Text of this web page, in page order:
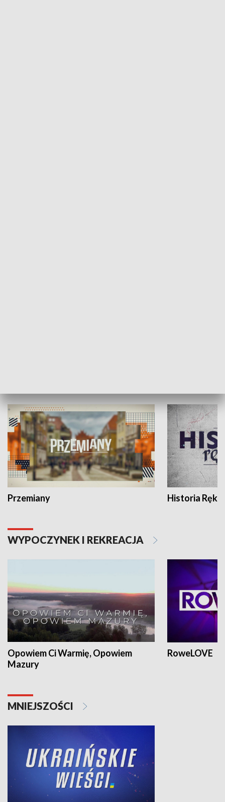
Przemiany Historia Ręką
WYPOCZYNEK I REKREACJA
Opowiem Ci Warmię, Opowiem
Mazury
RoweLOVE
MNIEJSZOŚCI